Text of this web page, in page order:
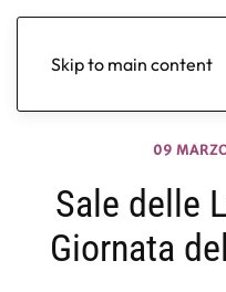
Skip to main content
09
Sale delle
Giornata